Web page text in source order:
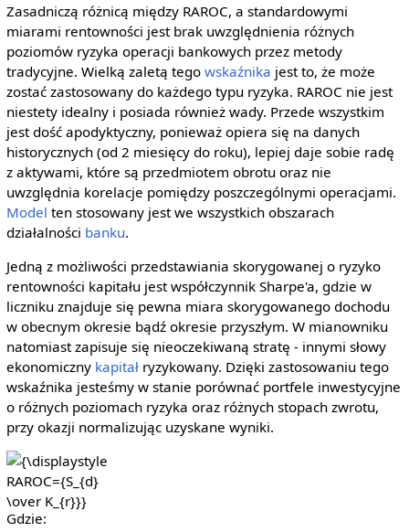
Zasadniczą różnicą między RAROC, a standardowymi
miarami rentowności jest brak uwzględnienia różnych
poziomów ryzyka operacji bankowych przez metody
tradycyjne. Wielką zaletą tego wskaźnika jest to, że może
zostać zastosowany do każdego typu ryzyka. RAROC nie jest
niestety idealny i posiada również wady. Przede wszystkim
jest dość apodyktyczny, ponieważ opiera się na danych
historycznych (od 2 miesięcy do roku), lepiej daje sobie radę
z aktywami, które są przedmiotem obrotu oraz nie
uwzględnia korelacje pomiędzy poszczególnymi operacjami.
Model ten stosowany jest we wszystkich obszarach
działalności banku.
Jedną z możliwości przedstawiania skorygowanej o ryzyko
rentowności kapitału jest współczynnik Sharpe'a, gdzie w
liczniku znajduje się pewna miara skorygowanego dochodu
w obecnym okresie bądź okresie przyszłym. W mianowniku
natomiast zapisuje się nieoczekiwaną stratę - innymi słowy
ekonomiczny kapitałryzykowany. Dzięki zastosowaniu tego
wskaźnika jesteśmy w stanie porównać portfele inwestycyjne
o różnych poziomach ryzyka oraz różnych stopach zwrotu,
przy okazji normalizując uzyskane wyniki.
{\displaystyle
RAROC=
{S_{d} \over
K_{r}}}
Gdzie: